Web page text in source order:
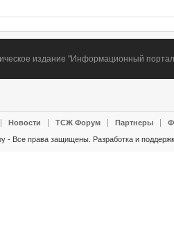
издание "Информационный
Новости ТСЖ Форум Партнеры
- Все права защищены. Разработка и